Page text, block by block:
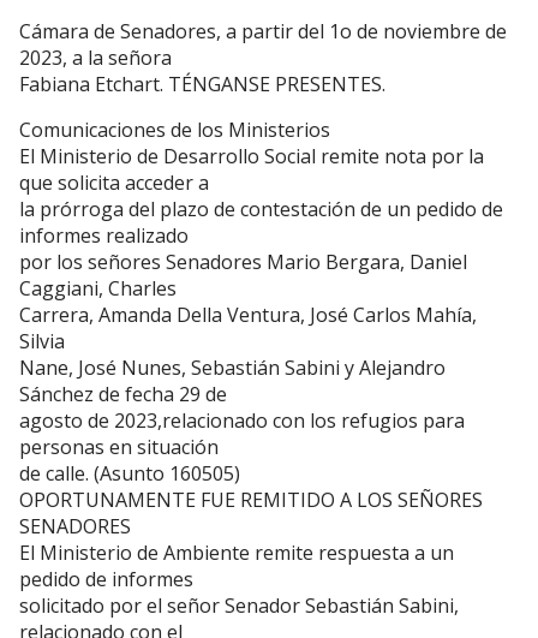
Cámara de Senadores, a partir del 1o de noviembre de
2023, a la señora
Fabiana Etchart. TÉNGANSE PRESENTES.
Comunicaciones de los Ministerios
El Ministerio de Desarrollo Social remite nota por la
que solicita acceder a
la prórroga del plazo de contestación de un pedido de
informes realizado
por los señores Senadores Mario Bergara, Daniel
Caggiani, Charles
Carrera, Amanda Della Ventura, José Carlos Mahía,
Silvia
Nane, José Nunes, Sebastián Sabini y Alejandro
Sánchez de fecha 29 de
agosto de 2023,relacionado con los refugios para
personas en situación
de calle. (Asunto 160505)
OPORTUNAMENTE FUE REMITIDO A LOS SEÑORES
SENADORES
El Ministerio de Ambiente remite respuesta a un
pedido de informes
solicitado por el señor Senador Sebastián Sabini,
relacionado con el